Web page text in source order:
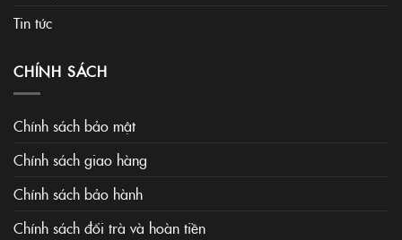
Tin tức
CHÍNH SÁCH
Chính sách bảo mật
Chính sách giao hàng
Chính sách bảo hành
Chính sách đổi trà và hoàn tiền